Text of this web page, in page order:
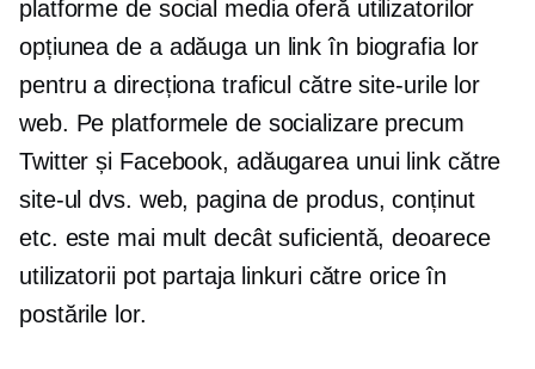
platforme de social media oferă utilizatorilor
opțiunea de a adăuga un link în biografia lor
pentru a direcționa traficul către site-urile lor
web. Pe platformele de socializare precum
Twitter și Facebook, adăugarea unui link către
site-ul dvs. web, pagina de produs, conținut
etc. este mai mult decât suficientă, deoarece
utilizatorii pot partaja linkuri către orice în
postările lor.